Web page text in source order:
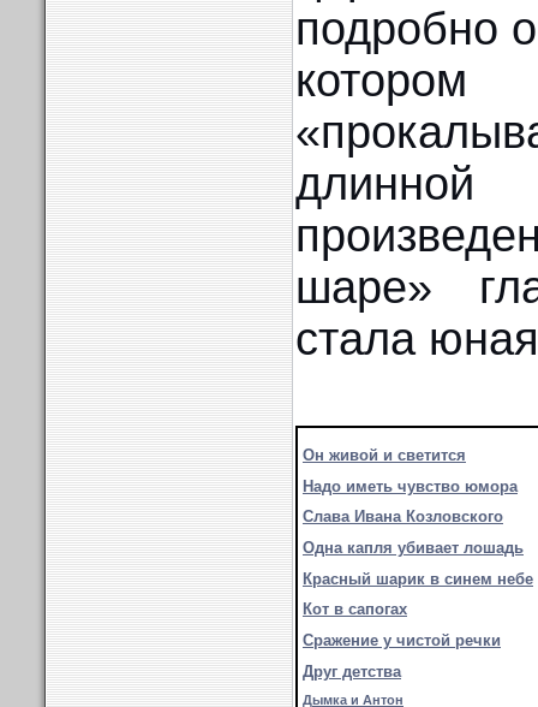
подробно
котором
шаре»
стала
Он живой и светится
Надо иметь чувство юмора
Слава Ивана Козловского
Одна капля убивает лошадь
Красный шарик в синем небе
Кот в сапогах
Сражение у чистой речки
Друг детства
Дымка и Антон